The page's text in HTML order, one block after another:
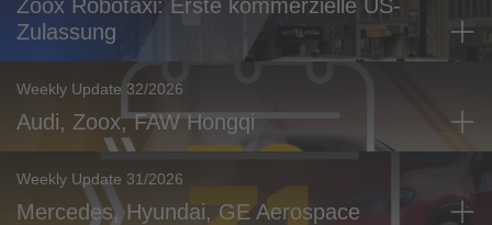
Zoox Robotaxi: Erste kommerzielle US-
Zulassung
Weekly Update 32/2026
Audi, Zoox, FAW Hongqi
Weekly Update 31/2026
Mercedes, Hyundai, GE Aerospace